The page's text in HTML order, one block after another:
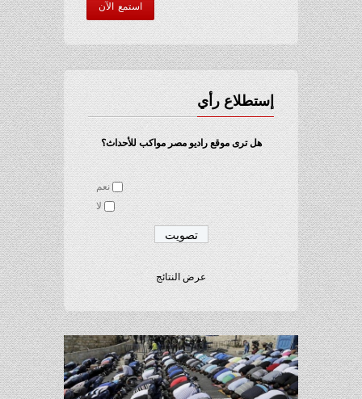
استمع الآن
إستطلاع رأي
هل ترى موقع راديو مصر مواكب للأحداث؟
نعم
لا
عرض النتائج